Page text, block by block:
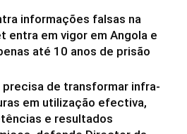
informações falsas na
entra em vigor em Angola e
até 10 anos de prisão
precisa de transformar infra-
em utilização efectiva,
e resultados